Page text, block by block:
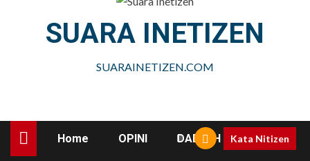
SUARA INETIZEN
SUARAINETIZEN.COM
Home OPINI DAERAH Kata Nitizen